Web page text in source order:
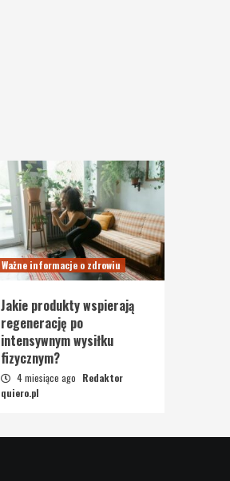
Ważne informacje o zdrowiu
Jakie produkty wspierają
regenerację po
intensywnym wysiłku
fizycznym?
4 miesiące ago Redaktor
quiero.pl